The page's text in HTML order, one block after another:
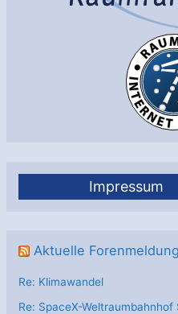
Impressum
Aktuelle
Re: Klimawandel
Re: SpaceX-